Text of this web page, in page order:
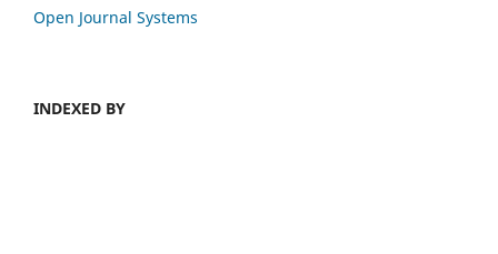
Open Journal Systems
INDEXED BY